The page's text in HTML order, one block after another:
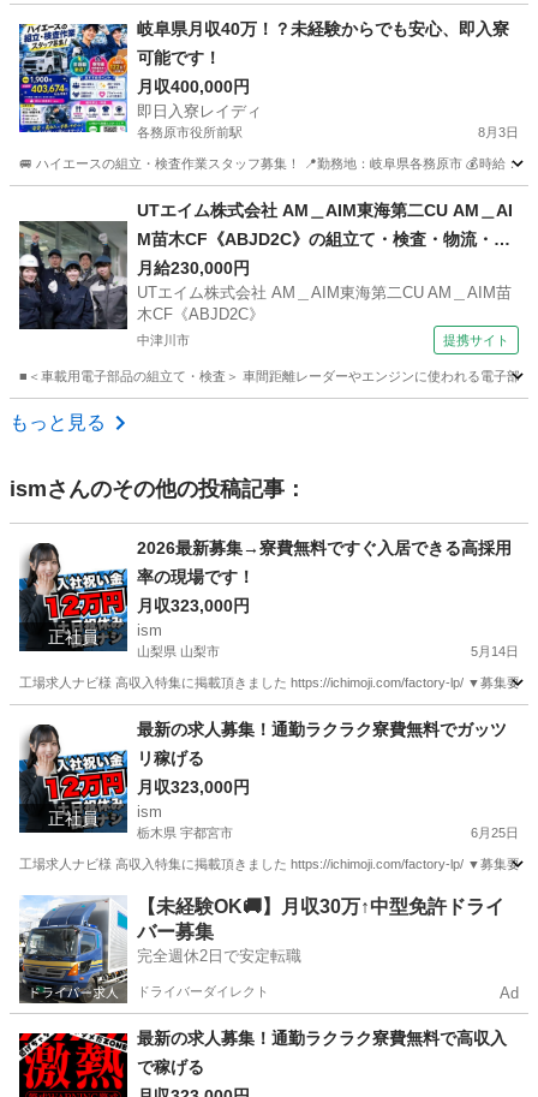
工場 未経験
岐阜県月収40万！？未経験からでも安心、即入寮
可能です！
月収400,000円
即日入寮レイディ
各務原市役所前駅 8月3日
🚐 ハイエースの組立・検査作業スタッフ募集！ 📍勤務地：岐阜県各務原市 💰時給：
各務原市役所前駅 未経験
UTエイム株式会社 AM＿AIM東海第二CU AM＿AI
M苗木CF《ABJD2C》の組立て・検査・物流・ピ
ッキング 【フリーター歓迎】
月給230,000円
UTエイム株式会社 AM＿AIM東海第二CU AM＿AIM苗
木CF《ABJD2C》
中津川市 提携サイト
■＜車載用電子部品の組立て・検査＞ 車間距離レーダーやエンジンに使われる電子部
岐阜 中津川市
もっと見る
ismさんのその他の投稿記事：
正社員
2026最新募集→寮費無料ですぐ入居できる高採用
率の現場です！
月収323,000円
ism
山梨県 山梨市 5月14日
工場求人ナビ様 高収入特集に掲載頂きました https://ichimoji.com/factory-lp/ ▼募集要
工場
正社員
最新の求人募集！通勤ラクラク寮費無料でガッツ
リ稼げる
月収323,000円
ism
栃木県 宇都宮市 6月25日
工場求人ナビ様 高収入特集に掲載頂きました https://ichimoji.com/factory-lp/ ▼募集要
栃木 宇都宮市 工場 最新
【未経験OK🚚】月収30万↑中型免許ドライ
バー募集
完全週休2日で安定転職
ドライバーダイレクト Ad
最新の求人募集！通勤ラクラク寮費無料で高収入
で稼げる